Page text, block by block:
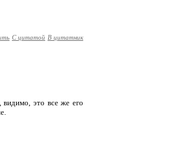
С цитатой В цитатник
видимо, это все же его